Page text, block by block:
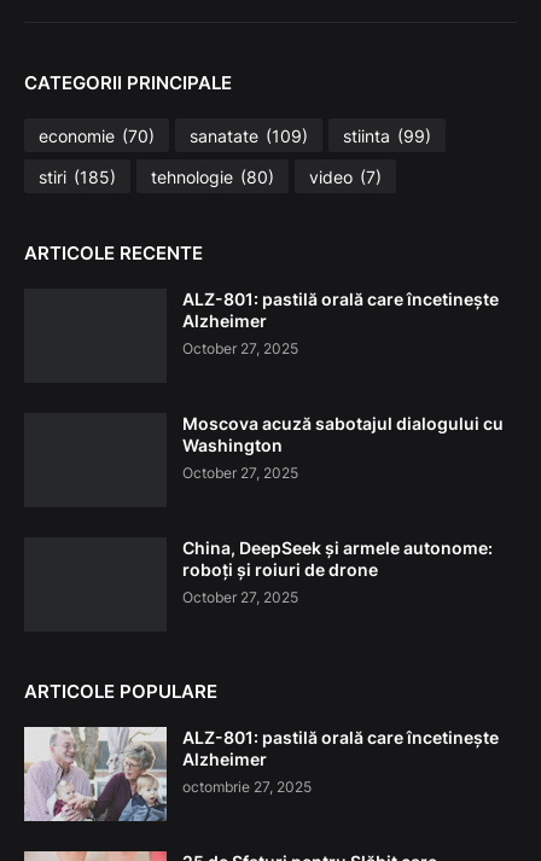
CATEGORII PRINCIPALE
economie (70) sanatate (109) stiinta (99)
stiri (185) tehnologie (80) video (7)
ARTICOLE RECENTE
ALZ-801: pastilă orală care încetinește
Alzheimer
October 27, 2025
Moscova acuză sabotajul dialogului cu
Washington
October 27, 2025
China, DeepSeek și armele autonome:
roboți și roiuri de drone
October 27, 2025
ARTICOLE POPULARE
ALZ-801: pastilă orală care încetinește
Alzheimer
octombrie 27, 2025